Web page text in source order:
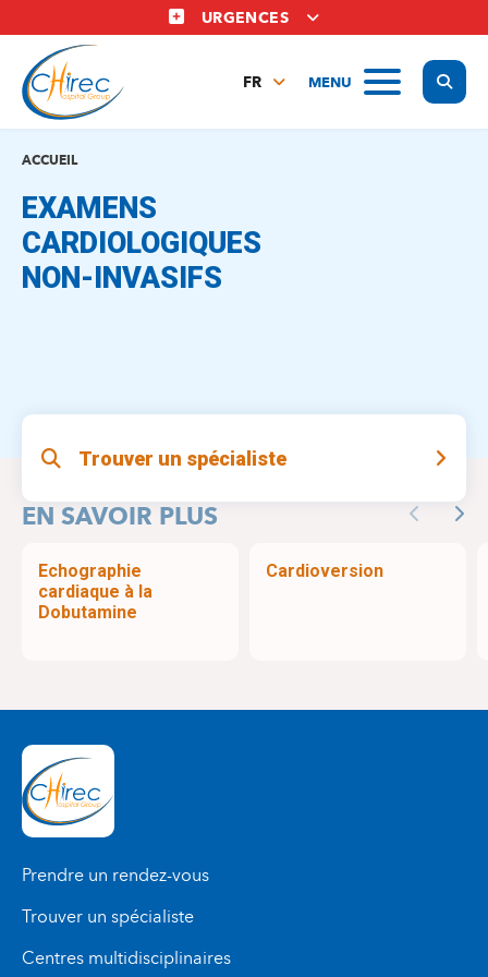
au
contenu
principal
URGENCES
MENU
FR
ACCUEIL
EXAMENS
CARDIOLOGIQUES
NON-INVASIFS
Trouver un spécialiste
EN SAVOIR PLUS Previous
Echographie
cardiaque à la
Dobutamine
Cardioversion
Prendre un rendez-vous
Trouver un spécialiste
Centres multidisciplinaires